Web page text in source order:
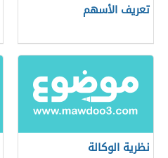
تعريف الأسهم
نظرية الوكالة